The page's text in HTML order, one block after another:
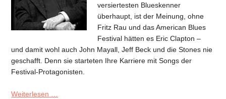
versiertesten Blueskenner
überhaupt, ist der Meinung, ohne
Fritz Rau und das American Blues
Festival hätten es Eric Clapton –
und damit wohl auch John Mayall, Jeff Beck und die Stones nie
geschafft. Denn sie starteten Ihre Karriere mit Songs der
Festival-Protagonisten.
Weiterlesen …